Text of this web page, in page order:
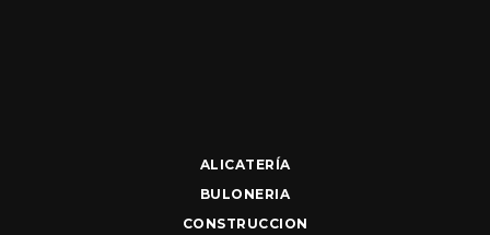
ALICATERÍA
BULONERIA
CONSTRUCCION